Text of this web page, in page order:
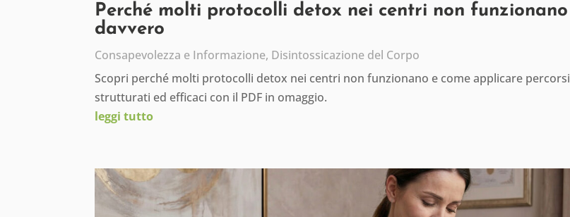
Perché molti protocolli detox nei centri non funzionano
davvero
Consapevolezza e Informazione, Disintossicazione del Corpo
Scopri perché molti protocolli detox nei centri non funzionano e come applicare percorsi
strutturati ed efficaci con il PDF in omaggio.
leggi tutto